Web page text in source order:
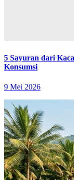
5 Sayuran dari
Konsumsi
9 Mei 2026